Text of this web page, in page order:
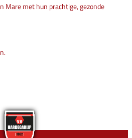
Mare met hun prachtige, gezonde